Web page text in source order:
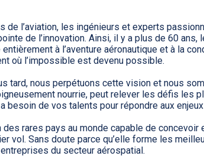
Systèmes aéronautiques
autonomes
Cyber, data, intelligence
Management de projets
Management de la
intégrée
de l’aviation, les ingénieurs et experts
de l’innovation. Ainsi, il y a plus de 60
à l’aventure aéronautique et à la
où l’impossible est devenu possible.
tard, nous perpétuons cette vision et nous
nourrie, peut relever les défis les
besoin de vos talents pour répondre aux enjeux
des rares pays au monde capable de
vol. Sans doute parce qu’elle forme les
du secteur aérospatial.